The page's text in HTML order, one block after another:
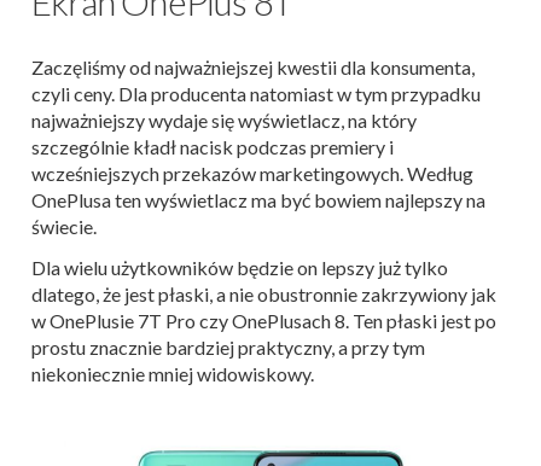
Zaczęliśmy od najważniejszej kwestii dla konsumenta,
czyli ceny. Dla producenta natomiast w tym przypadku
najważniejszy wydaje się wyświetlacz, na który
szczególnie kładł nacisk podczas premiery i
wcześniejszych przekazów marketingowych. Według
OnePlusa ten wyświetlacz ma być bowiem najlepszy na
świecie.
Dla wielu użytkowników będzie on lepszy już tylko
dlatego, że jest płaski, a nie obustronnie zakrzywiony jak
w OnePlusie 7T Pro czy OnePlusach 8. Ten płaski jest po
prostu znacznie bardziej praktyczny, a przy tym
niekoniecznie mniej widowiskowy.